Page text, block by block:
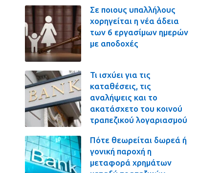
Σε ποιους υπαλλήλους
χορηγείται η νέα άδεια
των 6 εργασίμων ημερών
με αποδοχές
Τι ισχύει για τις
καταθέσεις, τις
αναλήψεις και το
ακατάσχετο του κοινού
τραπεζικού λογαριασμού
Πότε θεωρείται δωρεά ή
γονική παροχή η
μεταφορά χρημάτων